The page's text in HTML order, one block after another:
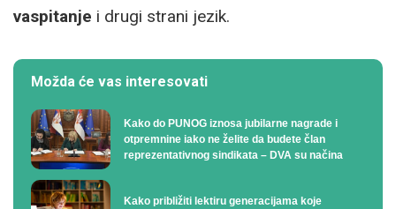
vaspitanje i drugi strani jezik.
Možda će vas interesovati
Kako do PUNOG iznosa jubilarne nagrade i
otpremnine iako ne želite da budete član
reprezentativnog sindikata – DVA su načina
Kako približiti lektiru generacijama koje